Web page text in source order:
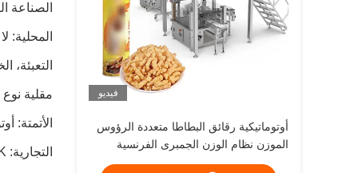
فيديو
أوتوماتيكية رقائق البطاطا متعددة الرؤوس
الموزن نظام الوزن الجمبرى الفرنسية
حزمة آلة نفخ الغذاء حبيبات حزمة آلة
الصناعة
التعبئة،
مقلية